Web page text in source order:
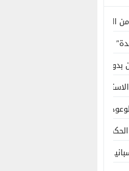
منظمة حرّضت على اقتحام سبتة
في سوق المعادن الاستراتيجية
ماء؟
على الكفاءة ويمنح الشباب
الفارغة لصناعة الواقع؟
الذاتي هو الأساس الوحيد لحل